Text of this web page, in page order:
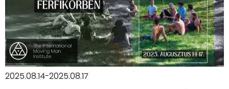
2025.08.14-2025.08.17